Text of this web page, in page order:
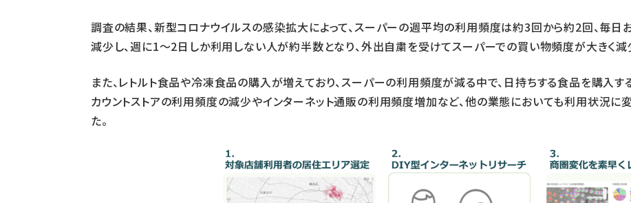
調査の結果、新型コロナウイルスの感染拡大によって、スーパーの週平均の利用頻度は約3回から約2回、毎
減少し、週に1〜2日しか利用しない人が約半数となり、外出自粛を受けてスーパーでの買い物頻度が大きく減
また、レトルト食品や冷凍食品の購入が増えており、スーパーの利用頻度が減る中で、日持ちする食品を購入す
カウントストアの利用頻度の減少やインターネット通販の利用頻度増加など、他の業態においても利用状況に
た。